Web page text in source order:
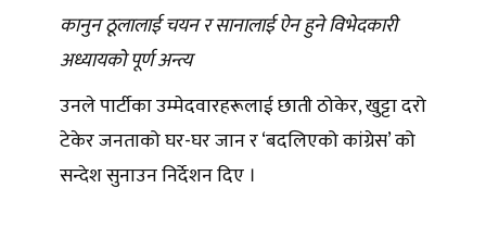
कानुन ठूलालाई चयन र सानालाई ऐन हुने विभेदकारी
अध्यायको पूर्ण अन्त्य
उनले पार्टीका उम्मेदवारहरूलाई छाती ठोकेर, खुट्टा दरो
टेकेर जनताको घर-घर जान र ‘बदलिएको कांग्रेस’ को
सन्देश सुनाउन निर्देशन दिए ।